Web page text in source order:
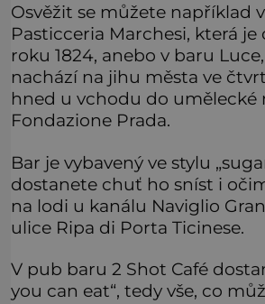
Osvěžit se můžete například
Pasticceria Marchesi, která je
roku 1824, anebo v baru
nachází na jihu města ve
hned u vchodu do umělecké
Fondazione Prada.
Bar je vybavený ve stylu
dostanete chuť ho sníst i
na lodi u kanálu Naviglio
ulice Ripa di Porta Ticinese.
V pub baru 2 Shot Café
you can eat“, tedy vše, co